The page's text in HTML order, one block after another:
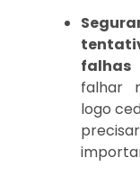
falhas
falhar
logo